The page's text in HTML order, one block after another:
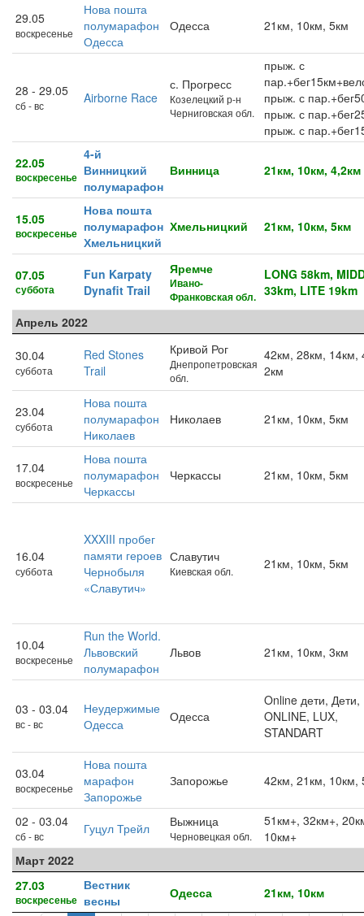
29.05
воскресенье
Нова пошта
полумарафон
Одесса
Одесса 21км, 10км, 5км
28 - 29.05
сб - вс Airborne Race
с. Прогресс
Козелецкий р-н
Черниговская обл.
прыж. с
прыж. с
прыж. с
прыж. с
22.05
воскресенье
4-й
Винницкий
полумарафон
Винница 21км, 10км, 4,2км
15.05
воскресенье
Нова пошта
полумарафон
Хмельницкий
Хмельницкий 21км, 10км, 5км
07.05
суббота
Fun Karpaty
Dynafit Trail
Яремче
Ивано-
Франковская обл.
LONG 58km,
33km, LITE 19km
Апрель 2022
30.04
суббота
Red Stones
Trail
Кривой Рог
Днепропетровская
обл.
42км, 28км, 14км,
2км
23.04
суббота
Нова пошта
полумарафон
Николаев
Николаев 21км, 10км, 5км
17.04
воскресенье
Нова пошта
полумарафон
Черкассы
Черкассы 21км, 10км, 5км
16.04
суббота
XXXIII пробег
памяти героев
Чернобыля
«Славутич»
Славутич
Киевская обл. 21км, 10км, 5км
10.04
воскресенье
Run the World.
Львовский
полумарафон
Львов 21км, 10км, 3км
03 - 03.04
вс - вс
Неудержимые
Одесса
Одесса
Online дети, Дети,
ONLINE, LUX,
STANDART
03.04
воскресенье
Нова пошта
марафон
Запорожье
Запорожье 42км, 21км, 10км,
02 - 03.04
сб - вс Гуцул Трейл Выжница
Черновецкая обл.
51км+, 32км+,
10км+
Март 2022
27.03
воскресенье
Вестник
весны
Одесса 21км, 10км